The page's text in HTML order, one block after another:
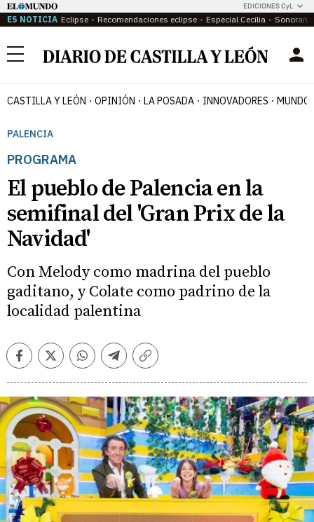
EDICIONES CyL
ES NOTICIA Eclipse Recomendaciones eclipse Especial Cecilia
Menú
CASTILLA Y LEÓN OPINIÓN LA POSADA INNOVADORES MUNDO
PALENCIA
PROGRAMA
El pueblo de Palencia en la
semifinal del 'Gran Prix de la
Navidad'
Con Melody como madrina del pueblo
gaditano, y Colate como padrino de la
localidad palentina
FacebookTwitterWhatsappTelegramCopiar